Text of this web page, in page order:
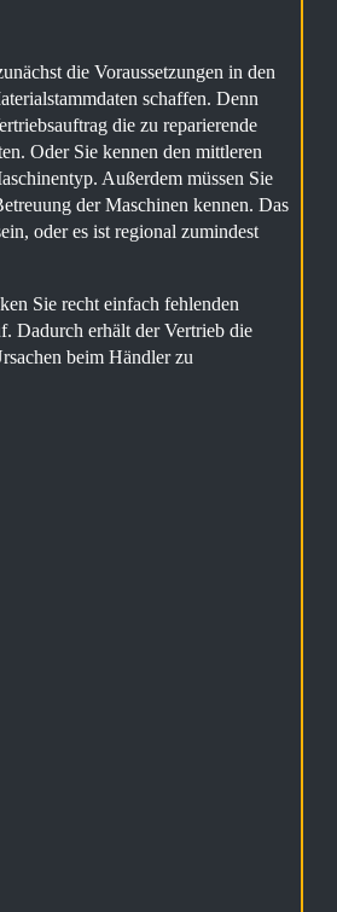
die Voraussetzungen in den
schaffen. Denn
die zu reparierende
Oder Sie kennen den mittleren
Außerdem müssen Sie
der Maschinen kennen. Das
oder es ist regional zumindest
Sie recht einfach fehlenden
Dadurch erhält der Vertrieb die
beim Händler zu